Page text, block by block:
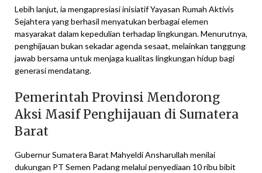
Lebih lanjut, ia mengapresiasi inisiatif Yayasan Rumah Aktivis
Sejahtera yang berhasil menyatukan berbagai elemen
masyarakat dalam kepedulian terhadap lingkungan. Menurutnya,
penghijauan bukan sekadar agenda sesaat, melainkan tanggung
jawab bersama untuk menjaga kualitas lingkungan hidup bagi
generasi mendatang.
Pemerintah Provinsi Mendorong
Aksi Masif Penghijauan di Sumatera
Barat
Gubernur Sumatera Barat Mahyeldi Ansharullah menilai
dukungan PT Semen Padang melalui penyediaan 10 ribu bibit